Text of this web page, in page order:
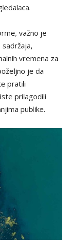
važno je
vremena za
je da
pratili
prilagodili
publike.